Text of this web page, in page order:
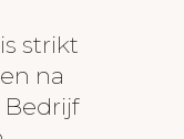
strikt
na